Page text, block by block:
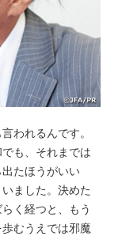
われるんです。
も、それまでは
たほうがいい
ました。決めた
く経つと、もう
むうえでは邪魔